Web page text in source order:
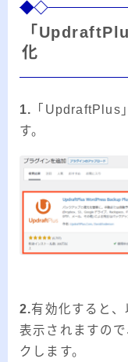
≫詳しいプロフ
「
化
1. 「UpdraftPlus
す。
2.有効化すると
表示されますの
クします。